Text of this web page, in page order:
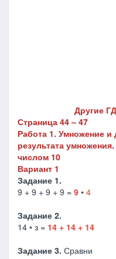
Другие
Страница 44 – 47
Работа 1. Умножение и
результата
числом 10
Вариант 1
Задание 1.
9 + 9 + 9 + 9 = 9 • 4
Задание 2.
14 • з = 14 + 14 + 14
Задание 3. Сравни